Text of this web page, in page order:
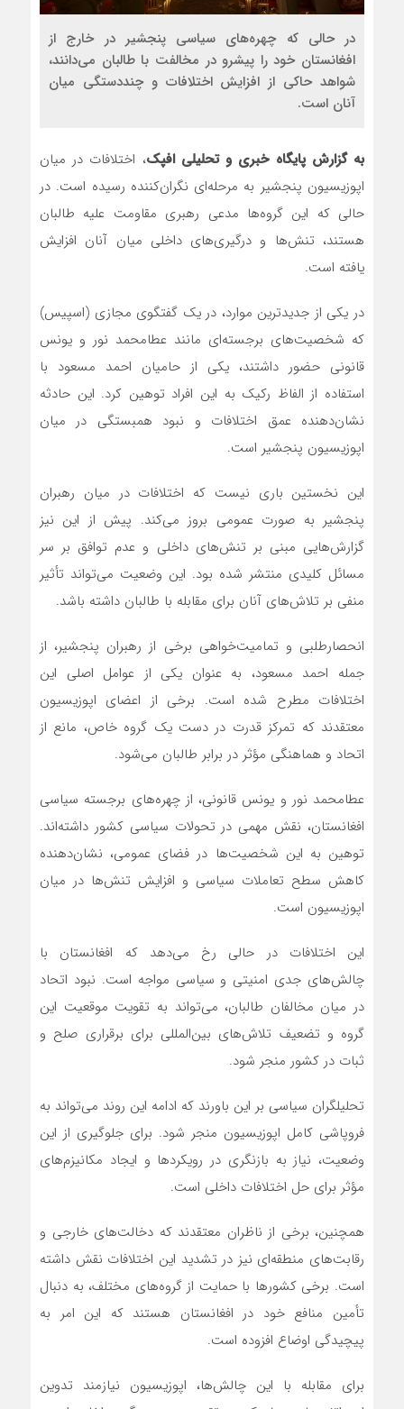
در حالی که چهره‌های سیاسی پنجشیر در خارج از
افغانستان خود را پیشرو در مخالفت با طالبان می‌دانند،
شواهد حاکی از افزایش اختلافات و چنددستگی میان
آنان است.
به گزارش پایگاه خبری و تحلیلی افپک، اختلافات در میان
اپوزیسیون پنجشیر به مرحله‌ای نگران‌کننده رسیده است. در
حالی که این گروه‌ها مدعی رهبری مقاومت علیه طالبان
هستند، تنش‌ها و درگیری‌های داخلی میان آنان افزایش
یافته است.
در یکی از جدیدترین موارد، در یک گفتگوی مجازی (اسپیس)
که شخصیت‌های برجسته‌ای مانند عطامحمد نور و یونس
قانونی حضور داشتند، یکی از حامیان احمد مسعود با
استفاده از الفاظ رکیک به این افراد توهین کرد. این حادثه
نشان‌دهنده عمق اختلافات و نبود همبستگی در میان
اپوزیسیون پنجشیر است.
این نخستین باری نیست که اختلافات در میان رهبران
پنجشیر به صورت عمومی بروز می‌کند. پیش از این نیز
گزارش‌هایی مبنی بر تنش‌های داخلی و عدم توافق بر سر
مسائل کلیدی منتشر شده بود. این وضعیت می‌تواند تأثیر
منفی بر تلاش‌های آنان برای مقابله با طالبان داشته باشد.
انحصارطلبی و تمامیت‌خواهی برخی از رهبران پنجشیر، از
جمله احمد مسعود، به عنوان یکی از عوامل اصلی این
اختلافات مطرح شده است. برخی از اعضای اپوزیسیون
معتقدند که تمرکز قدرت در دست یک گروه خاص، مانع از
اتحاد و هماهنگی مؤثر در برابر طالبان می‌شود.
عطامحمد نور و یونس قانونی، از چهره‌های برجسته سیاسی
افغانستان، نقش مهمی در تحولات سیاسی کشور داشته‌اند.
توهین به این شخصیت‌ها در فضای عمومی، نشان‌دهنده
کاهش سطح تعاملات سیاسی و افزایش تنش‌ها در میان
اپوزیسیون است.
این اختلافات در حالی رخ می‌دهد که افغانستان با
چالش‌های جدی امنیتی و سیاسی مواجه است. نبود اتحاد
در میان مخالفان طالبان، می‌تواند به تقویت موقعیت این
گروه و تضعیف تلاش‌های بین‌المللی برای برقراری صلح و
ثبات در کشور منجر شود.
تحلیلگران سیاسی بر این باورند که ادامه این روند می‌تواند به
فروپاشی کامل اپوزیسیون منجر شود. برای جلوگیری از این
وضعیت، نیاز به بازنگری در رویکردها و ایجاد مکانیزم‌های
مؤثر برای حل اختلافات داخلی است.
همچنین، برخی از ناظران معتقدند که دخالت‌های خارجی و
رقابت‌های منطقه‌ای نیز در تشدید این اختلافات نقش داشته
است. برخی کشورها با حمایت از گروه‌های مختلف، به دنبال
تأمین منافع خود در افغانستان هستند که این امر به
پیچیدگی اوضاع افزوده است.
برای مقابله با این چالش‌ها، اپوزیسیون نیازمند تدوین